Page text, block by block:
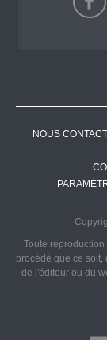
NOUS
Toute
procédé que ce soit,
de l'éditeur ou du